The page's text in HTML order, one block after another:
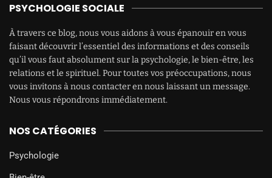
PSYCHOLOGIE SOCIALE
À travers ce blog, nous vous aidons à vous épanouir en vous
faisant découvrir l’essentiel des informations et des conseils
qu’il vous faut absolument sur la psychologie, le bien-être, les
relations et le spirituel. Pour toutes vos préoccupations, nous
vous invitons à nous contacter en nous laissant un message.
Nous vous répondrons immédiatement.
NOS CATÉGORIES
Psychologie